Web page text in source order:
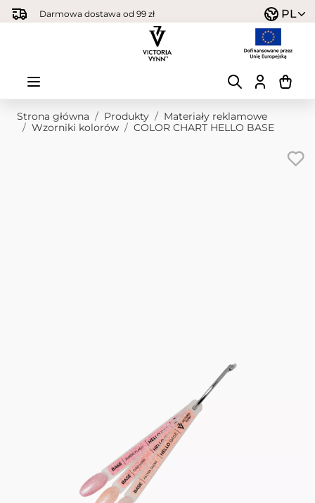
Przejdź do treści
Darmowa dostawa od 99 zł PL
Strona główna / Produkty / Materiały reklamowe
/ Wzorniki kolorów / COLOR CHART HELLO BASE
COLOR CHART VICTORIA VYNN
Gotowy wzornik kolorystyczny